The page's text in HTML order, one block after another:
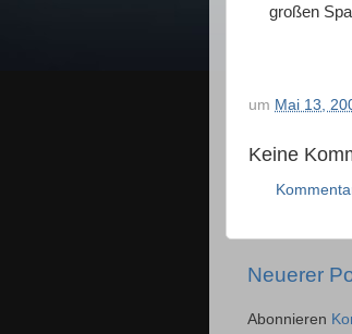
großen
um Mai 13,
Keine
Neuerer
Abonnieren